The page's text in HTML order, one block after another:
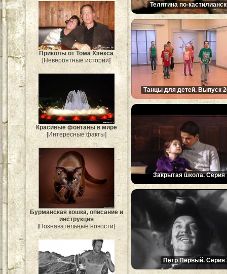
Приколы от Тома Хэнкса
[Невероятные истории]
Красивые фонтаны в мире
[Интересные факты]
Бурманская кошка, описание и
инструкция
[Познавательные новости]
Телятина по-
Танцы для детей. Выпуск
Закрытая школа. Серия
Петр Первый. Серия